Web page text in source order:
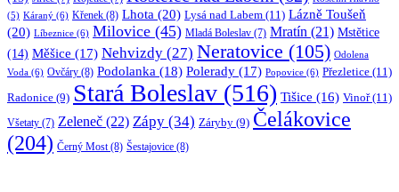
(5) Káraný (6) Křenek (8) Lhota (20) Lysá nad Labem (11) Lázně Toušeň
(20) Líbeznice (6) Milovice (45) Mladá Boleslav (7) Mratín (21) Mstětice
(14) Měšice (17) Nehvizdy (27) Neratovice (105) Odolena
Voda (6) Ovčáry (8) Podolanka (18) Polerady (17) Popovice (6) Přezletice (11)
Radonice (9) Stará Boleslav (516) Tišice (16) Vinoř(11)
Všetaty (7) Zeleneč (22) Zápy (34) Záryby (9) Čelákovice
(204) Černý Most(8) Šestajovice (8)